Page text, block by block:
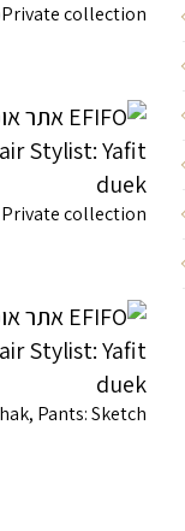
collection
Private collection
Pants: Sketch